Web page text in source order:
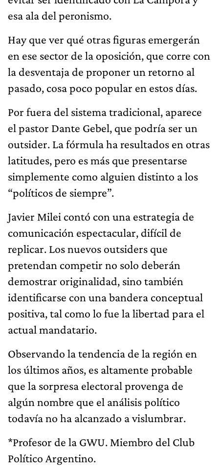
esa ala del peronismo.
Hay que ver qué otras figuras emergerán
en ese sector de la oposición, que corre con
la desventaja de proponer un retorno al
pasado, cosa poco popular en estos días.
Por fuera del sistema tradicional, aparece
el pastor Dante Gebel, que podría ser un
outsider. La fórmula ha resultados en otras
latitudes, pero es más que presentarse
simplemente como alguien distinto a los
“políticos de siempre”.
Javier Milei contó con una estrategia de
comunicación espectacular, difícil de
replicar. Los nuevos outsiders que
pretendan competir no solo deberán
demostrar originalidad, sino también
identificarse con una bandera conceptual
positiva, tal como lo fue la libertad para el
actual mandatario.
Observando la tendencia de la región en
los últimos años, es altamente probable
que la sorpresa electoral provenga de
algún nombre que el análisis político
todavía no ha alcanzado a vislumbrar.
*Profesor de la GWU. Miembro del Club
Político Argentino.